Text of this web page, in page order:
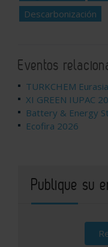
Descarbonización
Eventos
TURKCHEM
XI GREEN IUPAC
Battery & Energy
Ecofira 2026
Publique su